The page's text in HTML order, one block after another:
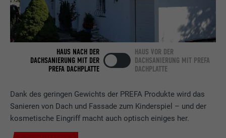
Dank des geringen Gewichts der PREFA Produkte wird das
Sanieren von Dach und Fassade zum Kinderspiel – und der
kosmetische Eingriff macht auch optisch einiges her.
HAUS NACH DER
DACHSANIERUNG MIT DER
PREFA DACHPLATTE
HAUS VOR DER
DACHSANIERUNG MIT PREFA
DACHPLATTE
Name bscookie
Anbieter LinkedIn
2 Jahre
Zweck
Verwendung von eingebetteten
Dienstleistungen.